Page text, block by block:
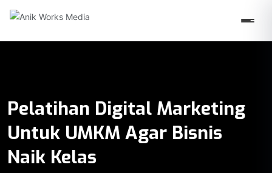
Pelatihan Digital Marketing
Untuk UMKM Agar Bisnis
Naik Kelas